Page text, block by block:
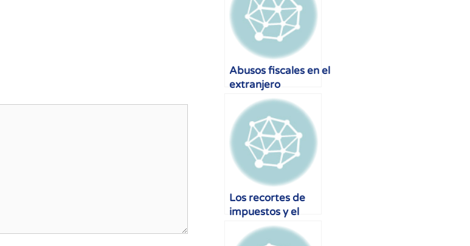
Abusos fiscales en el
extranjero
Los recortes de
impuestos y el
crecimiento